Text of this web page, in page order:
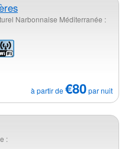
Narbonnaise Méditerranée :
à partir de€80par nuit
: